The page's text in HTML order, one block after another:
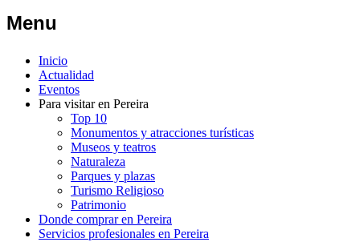
Menu
Inicio
Actualidad
Eventos
Para visitar en Pereira
Top 10
Monumentos y atracciones turísticas
Museos y teatros
Naturaleza
Parques y plazas
Turismo Religioso
Patrimonio
Donde comprar en Pereira
Servicios profesionales en Pereira